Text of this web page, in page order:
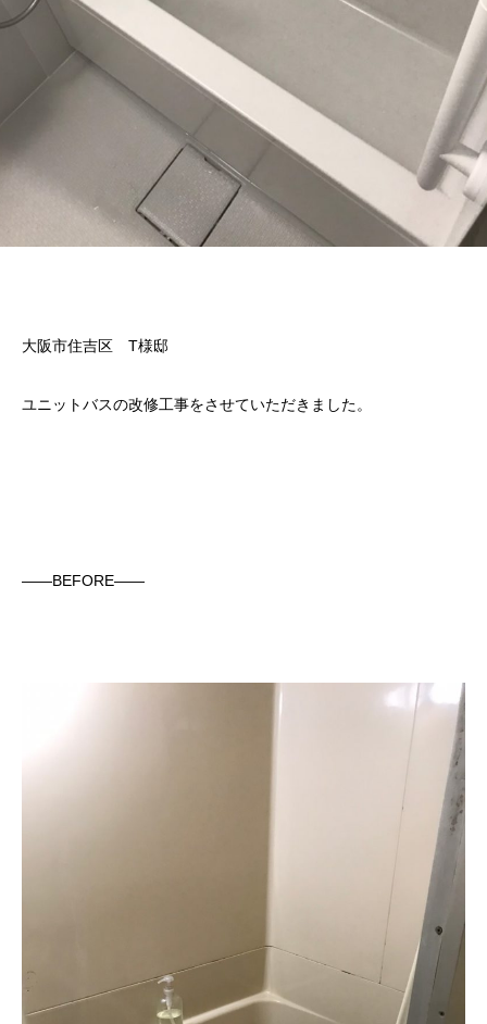
大阪市住吉区 T様邸
ユニットバスの改修工事をさせていただきました。
——BEFORE——